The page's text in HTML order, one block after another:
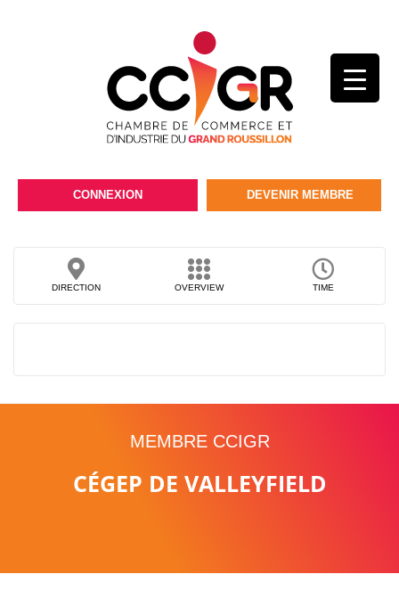
CONNEXION DEVENIR MEMBRE
DIRECTION OVERVIEW TIME
MEMBRE CCIGR
CÉGEP DE VALLEYFIELD